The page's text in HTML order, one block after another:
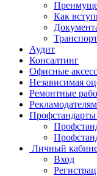
Как
Аудит
Консалтинг
Офисные
Независимая
Ремонтные
Рекламодателям
Профстандарты
Личный
Вход